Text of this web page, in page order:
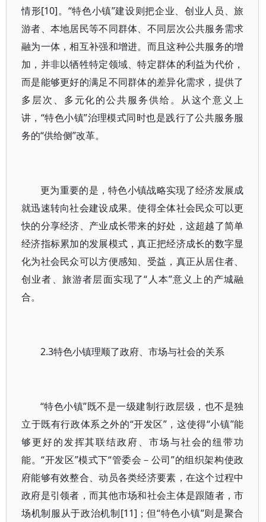
情形[10]。“特色小镇”建设则把企业、创业人员、旅
游者、本地居民等不同群体、不同层次公共服务需求
融为一体，相互补强和增进。而且这种公共服务的增
加，并非以牺牲特定领域、特定群体的利益为代价，
而是能够更好的满足不同群体的差异化需求，提供了
多层次、多元化的公共服务供给。从这个意义上
讲，“特色小镇”治理模式同时也是践行了公共服务服
务的“供给侧”改革。
更为重要的是，特色小镇战略实现了经济发展成
就迅速转向社会建设成果。使得全体社会民众可以更
快的分享经济、产业成长带来的好处，这超越了简单
经济指标累加的发展模式，真正把经济成长的数字显
化为社会民众可以方便感知、受益，真正从居住者、
创业者、旅游者层面实现了“人本”意义上的产城融
合。
2.3特色小镇理顺了政府、市场与社会的关系
“特色小镇”既不是一级建制行政层级，也不是独
立于既有行政体系之外的“开发区”，这使得“小镇”能
够更好的发挥其联结政府、市场与社会的纽带功
能。“开发区”模式下“管委会－公司”的组织架构使政
府能够有效整合、动员各类经济要素，在这个过程中
政府是引领者，而其他市场和社会主体是跟随者，市
场机制服从于政治机制[11]；但“特色小镇”则是聚合